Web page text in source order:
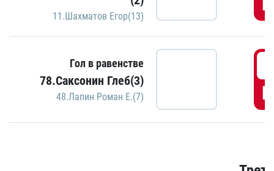
11.Шахматов Егор(13)
Гол в равенстве
78.Саксонин Глеб(3)
48.Лапин Роман Е.(7)